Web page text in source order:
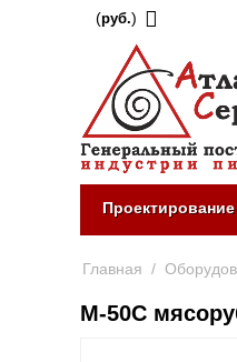
(руб.)
Проектирование
Главная /
М-50С